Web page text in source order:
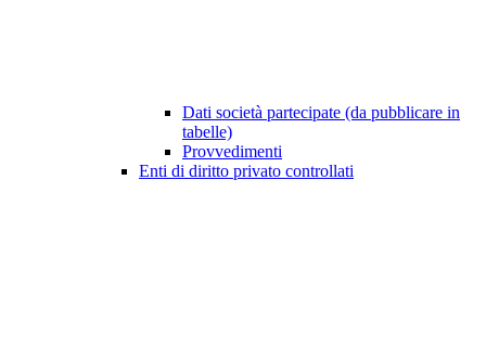
Dati società partecipate (da pubblicare in
tabelle)
Provvedimenti
Enti di diritto privato controllati